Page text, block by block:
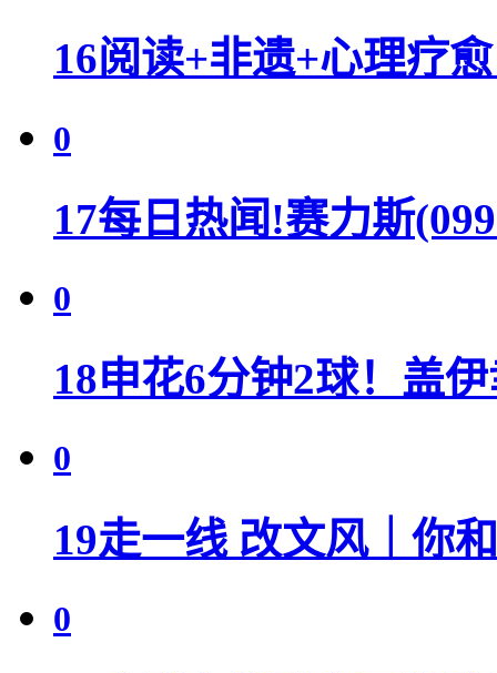
16阅读+非遗+心理疗
0
17每日热闻!赛力斯
0
18申花6分钟2球！盖
0
19走一线 改文风｜你
0